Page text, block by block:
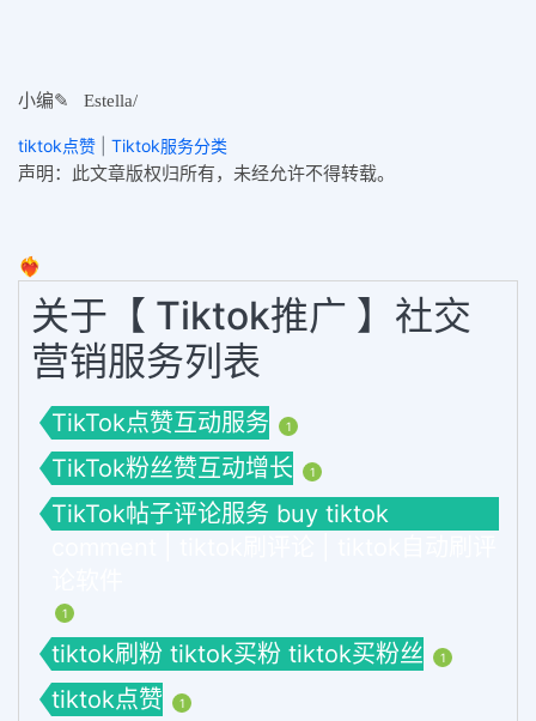
小编✎ Estella/
tiktok点赞 Tiktok服务分类
声明：此文章版权归所有，未经允许不得转载。
❤️‍🔥
关于【 Tiktok推广 】社交
营销服务列表
TikTok点赞互动服务 1
TikTok粉丝赞互动增长 1
TikTok帖子评论服务 buy tiktok
1
tiktok刷粉 tiktok买粉 tiktok买粉丝 1
tiktok点赞 1